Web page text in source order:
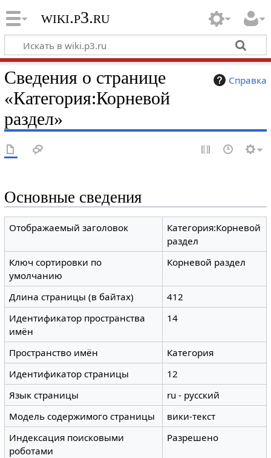
wiki.p3.ru
Справка
Сведения о странице
«Категория:Корневой
раздел»
Основные сведения
Отображаемый заголовок
Категория:Корневой
раздел
Ключ сортировки по
умолчанию
Корневой раздел
Длина страницы (в байтах)
412
Идентификатор пространства
имён
14
Пространство имён
Категория
Идентификатор страницы
12
Язык страницы
ru - русский
Модель содержимого страницы
вики-текст
Индексация поисковыми
роботами
Разрешено